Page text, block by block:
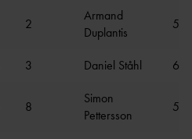
2
Armand
Duplantis
3 Daniel Ståhl
8
Simon
Pettersson